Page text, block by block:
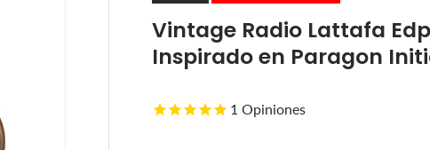
Vintage Radio Lattafa
Inspirado en Paragon
1 Opiniones